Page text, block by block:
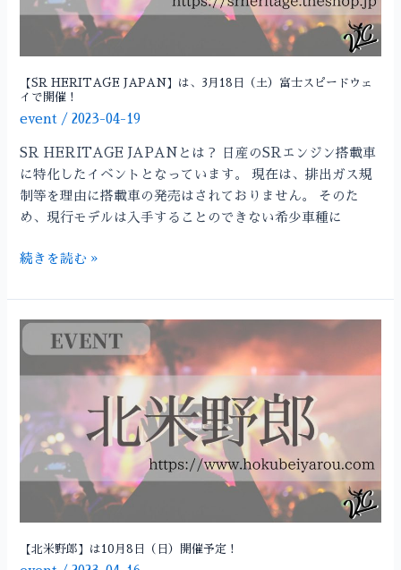
【SR HERITAGE JAPAN】は、3月18日（土）富士スピードウェ
イで開催！
event /2023-04-19
SR HERITAGE JAPANとは？ 日産のSRエンジン搭載車
に特化したイベントとなっています。 現在は、排出ガス規
制等を理由に搭載車の発売はされておりません。 そのた
め、現行モデルは入手することのできない希少車種に
日
富
士
ス
ピ
で
続きを読む »
【北米野郎】は10月8日（日）開催予定！
【北
米
野
は
10
月
8
（日）
開
催